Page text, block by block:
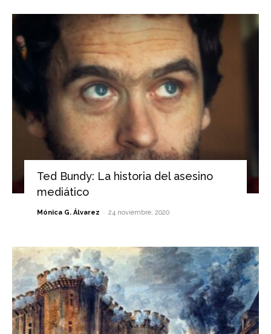
Ted Bundy: La historia del asesino
mediático
Mónica G. Álvarez - 24 noviembre, 2020